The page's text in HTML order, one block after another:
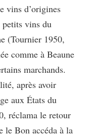
vins d’origines
vins du
(Tournier 1950,
comme à Beaune
marchands.
après avoir
aux États du
réclama le retour
le Bon accéda à la